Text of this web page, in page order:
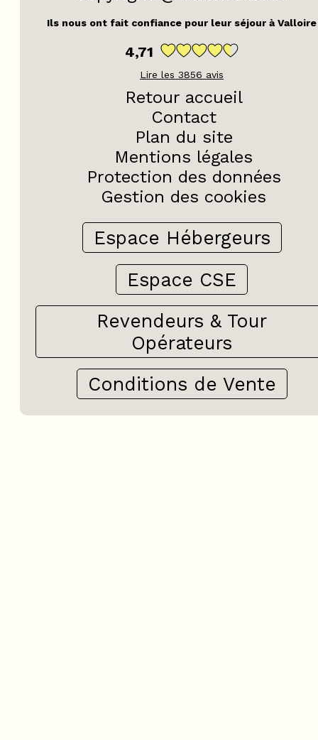
Ils nous ont fait confiance pour leur séjour à Valloire
4,71
Lire les 3856 avis
Retour accueil
Contact
Plan du site
Mentions légales
Protection des données
Gestion des cookies
Espace Hébergeurs
Espace CSE
Revendeurs & Tour
Opérateurs
Conditions de Vente